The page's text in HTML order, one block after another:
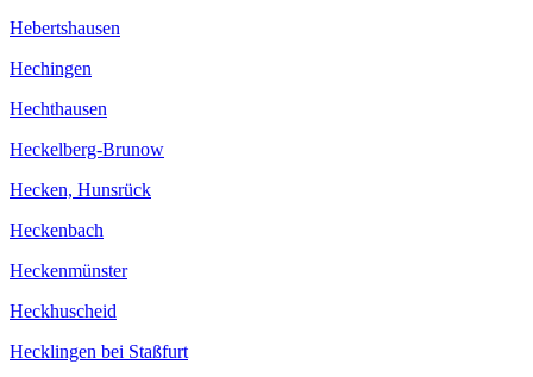
Hebertshausen
Hechingen
Hechthausen
Heckelberg-Brunow
Hecken, Hunsrück
Heckenbach
Heckenmünster
Heckhuscheid
Hecklingen bei Staßfurt